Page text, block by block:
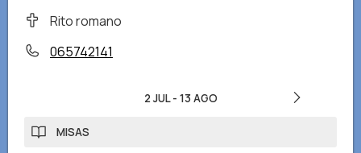
Rito romano
065742141
2 JUL- 13 AGO
MISAS